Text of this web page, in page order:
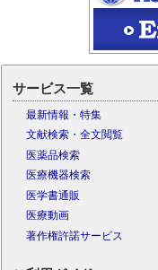
サービス一覧
最新情報・特集
文献検索・全文閲覧
医薬品検索
医療機器検索
医学書通販
医療動画
著作権許諾サービス